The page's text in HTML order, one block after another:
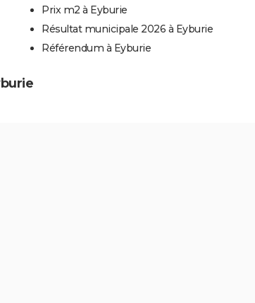
Prix m2 à Eyburie
Résultat municipale 2026 à Eyburie
Référendum à Eyburie